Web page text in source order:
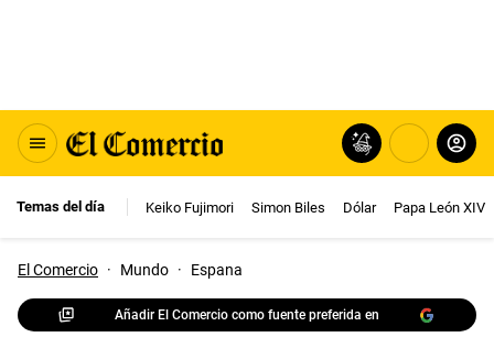
Temas del día Keiko Fujimori Simon Biles Dólar Papa León XIV
El Comercio · Mundo · Espana
Añadir El Comercio como fuente preferida en